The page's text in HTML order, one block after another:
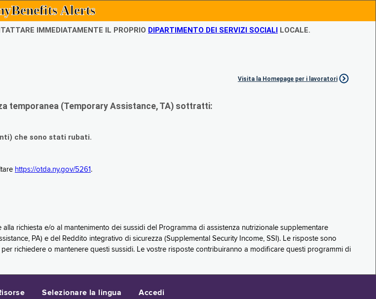
Alerts
IMMEDIATAMENTE IL PROPRIO DIPARTIMENTO DEI SERVIZI SOCIALI LOCALE.
Visita la Homepage per i lavoratori
temporanea (Temporary Assistance, TA) sottratti:
che sono stati rubati.
https://otda.ny.gov/5261 .
richiesta e/o al mantenimento dei sussidi del Programma di assistenza nutrizionale supplementare
PA) e del Reddito integrativo di sicurezza (Supplemental Security Income, SSI). Le risposte sono
richiedere o mantenere questi sussidi. Le vostre risposte contribuiranno a modificare questi programmi di
Selezionare la lingua Accedi